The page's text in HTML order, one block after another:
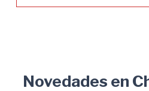
Novedades en